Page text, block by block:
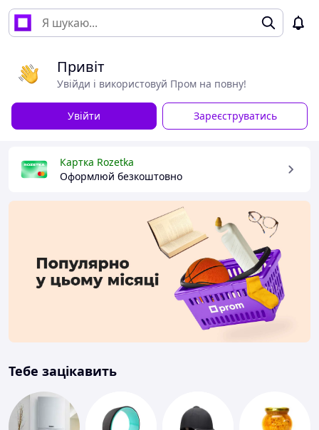
Привіт
Увійди і використовуй Пром на повну!
Увійти Зареєструватись
Картка Rozetka
Оформлюй безкоштовно
Тебе зацікавить